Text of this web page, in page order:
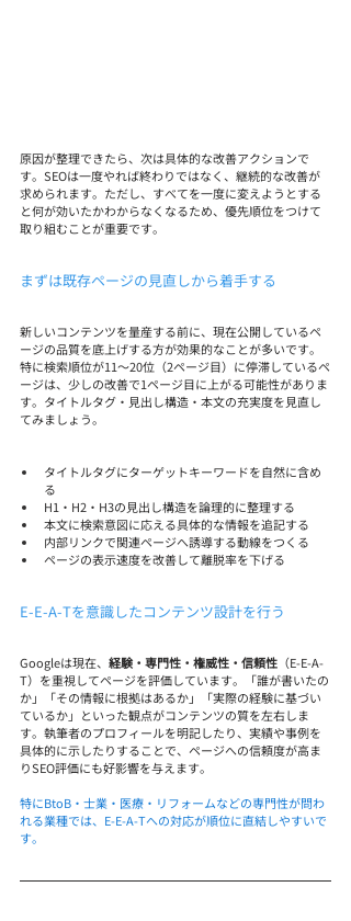
原因が整理できたら、次は具体的な改善アクションで
す。SEOは一度やれば終わりではなく、継続的な改善が
求められます。ただし、すべてを一度に変えようとする
と何が効いたかわからなくなるため、優先順位をつけて
取り組むことが重要です。
まずは既存ページの見直しから着手する
新しいコンテンツを量産する前に、現在公開しているペ
ージの品質を底上げする方が効果的なことが多いです。
特に検索順位が11〜20位（2ページ目）に停滞しているペ
ージは、少しの改善で1ページ目に上がる可能性がありま
す。タイトルタグ・見出し構造・本文の充実度を見直し
てみましょう。
タイトルタグにターゲットキーワードを自然に含め
る
H1・H2・H3の見出し構造を論理的に整理する
本文に検索意図に応える具体的な情報を追記する
内部リンクで関連ページへ誘導する動線をつくる
ページの表示速度を改善して離脱率を下げる
E-E-A-Tを意識したコンテンツ設計を行う
Googleは現在、 経験・専門性・権威性・信頼性 （E-E-A-
T）を重視してページを評価しています。「誰が書いたの
か」「その情報に根拠はあるか」「実際の経験に基づい
ているか」といった観点がコンテンツの質を左右しま
す。執筆者のプロフィールを明記したり、実績や事例を
具体的に示したりすることで、ページへの信頼度が高ま
りSEO評価にも好影響を与えます。
特にBtoB・士業・医療・リフォームなどの専門性が問わ
れる業種では、E-E-A-Tへの対応が順位に直結しやすいで
す。